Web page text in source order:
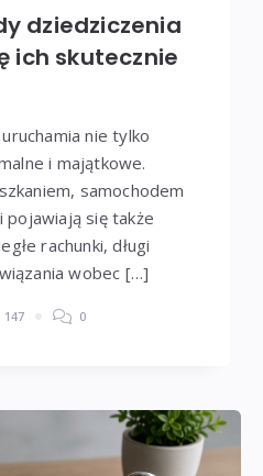
dziedziczenia
ich skutecznie
nie tylko
i majątkowe.
samochodem
pojawiają się także
rachunki, długi
wobec […]
147 0